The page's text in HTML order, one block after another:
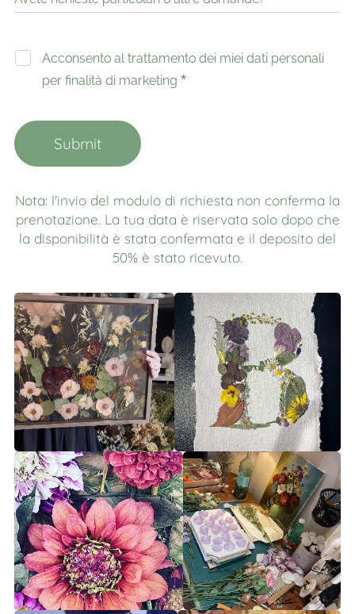
Acconsento al trattamento dei miei dati personali
per finalità di marketing
Submit
Nota: l'invio del modulo di richiesta non conferma la
prenotazione. La tua data è riservata solo dopo che
la disponibilità è stata confermata e il deposito del
50% è stato ricevuto.